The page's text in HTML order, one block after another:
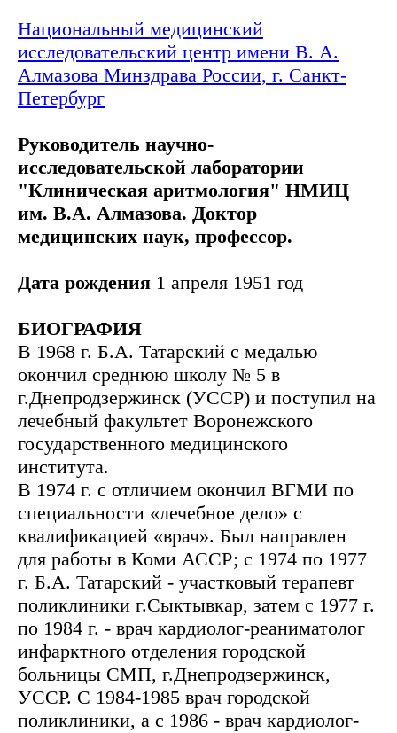
Национальный медицинский
исследовательский центр имени В. А.
Алмазова Минздрава России, г. Санкт-
Петербург
Руководитель научно-
исследовательской лаборатории
"Клиническая аритмология" НМИЦ
им. В.А. Алмазова. Доктор
медицинских наук, профессор.
Дата рождения 1 апреля 1951 год
БИОГРАФИЯ
В 1968 г. Б.А. Татарский с медалью
окончил среднюю школу № 5 в
г.Днепродзержинск (УССР) и поступил на
лечебный факультет Воронежского
государственного медицинского
института.
В 1974 г. с отличием окончил ВГМИ по
специальности «лечебное дело» с
квалификацией «врач». Был направлен
для работы в Коми АССР; с 1974 по 1977
г. Б.А. Татарский - участковый терапевт
поликлиники г.Сыктывкар, затем с 1977 г.
по 1984 г. - врач кардиолог-реаниматолог
инфарктного отделения городской
больницы СМП, г.Днепродзержинск,
УССР. С 1984-1985 врач городской
поликлиники, а с 1986 - врач кардиолог-